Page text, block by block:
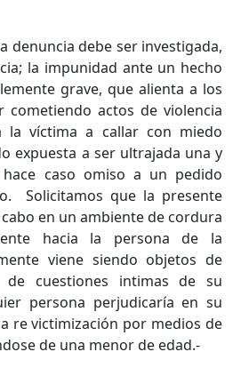
denuncia debe ser investigada,
la impunidad ante un hecho
grave, que alienta a los
cometiendo actos de violencia
la víctima a callar con miedo
expuesta a ser ultrajada una y
caso omiso a un pedido
Solicitamos que la presente
en un ambiente de cordura
hacia la persona de la
viene siendo objetos de
de cuestiones intimas de su
persona perjudicaría en su
re victimización por medios de
de una menor de edad.-